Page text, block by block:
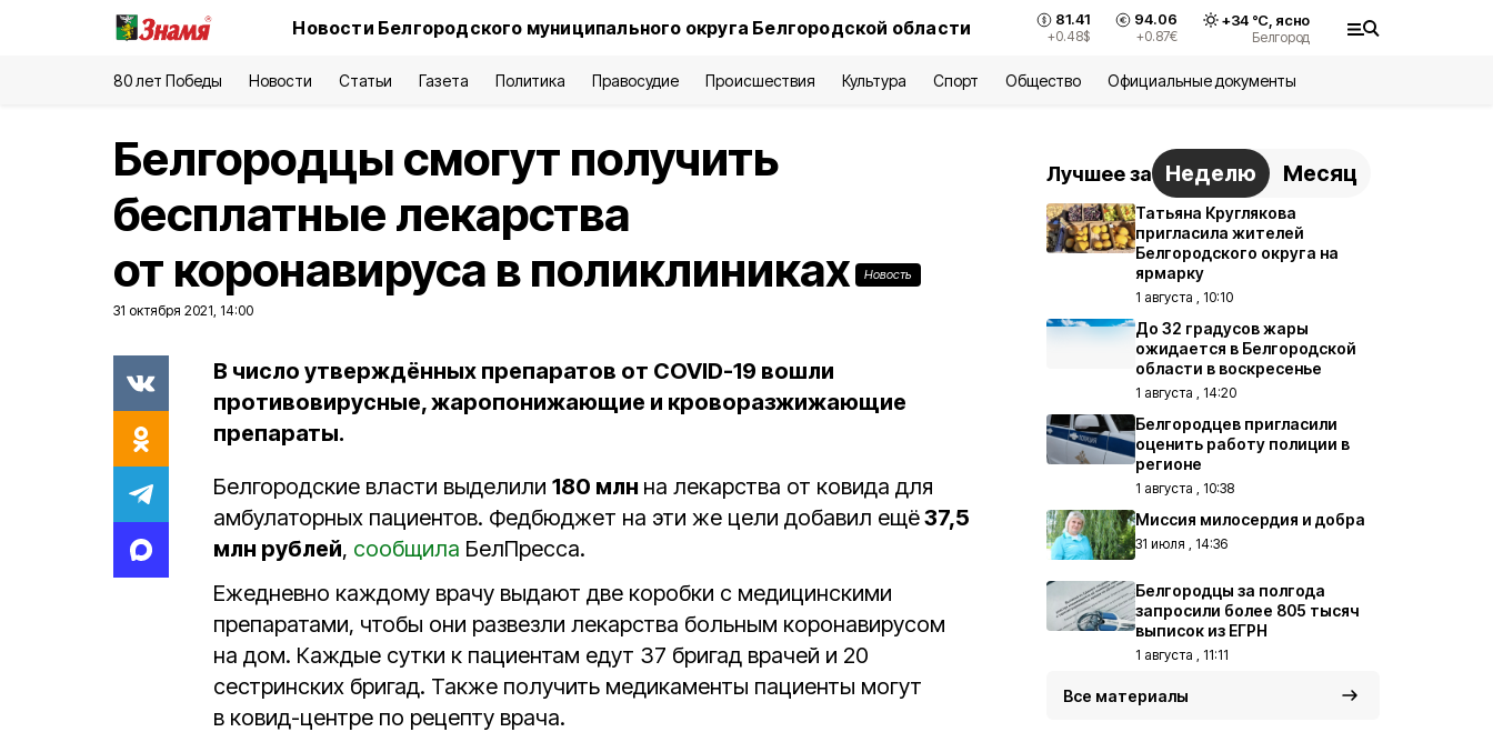
Новости Белгородского муниципального округа Белгородской области 81.41
+0.48$
94.06
+0.87€
+34°С, ясно
Белгород
80 лет Победы Новости Статьи Газета Политика Правосудие Происшествия Культура Спорт Общество Официальные документы
Белгородцы смогут получить
бесплатные лекарства
от коронавируса в поликлиниках
Новость
31 октября 2021, 14:00
В число утверждённых препаратов от COVID-19 вошли
противовирусные, жаропонижающие и кроворазжижающие
препараты.
Белгородские власти выделили 180 млн на лекарства от ковида для
амбулаторных пациентов. Федбюджет на эти же цели добавил ещё37,5
млн рублей, сообщила БелПресса.
Ежедневно каждому врачу выдают две коробки с медицинскими
препаратами, чтобы они развезли лекарства больным коронавирусом
на дом. Каждые сутки к пациентам едут 37 бригад врачей и 20
сестринских бригад. Также получить медикаменты пациенты могут
в ковид-центре по рецепту врача.
Лучшее за Неделю Месяц
Татьяна Круглякова
пригласила жителей
Белгородского округа на
ярмарку
1 августа , 10:10
До 32 градусов жары
ожидается в Белгородской
области в воскресенье
1 августа , 14:20
Белгородцев пригласили
оценить работу полиции в
регионе
1 августа , 10:38
Миссия милосердия и добра
31 июля , 14:36
Белгородцы за полгода
запросили более 805 тысяч
выписок из ЕГРН
1 августа , 11:11
Все материалы